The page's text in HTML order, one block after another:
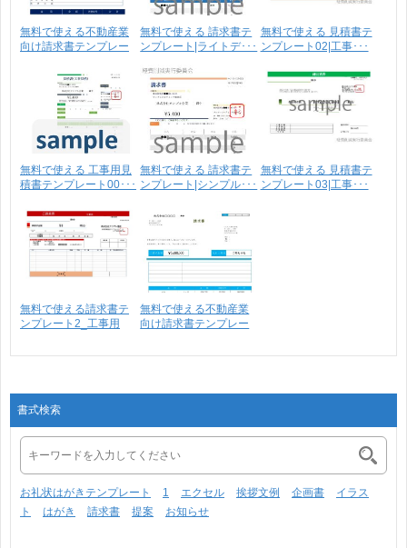
無料で使える不動産業
向け請求書テンプレー
無料で使える 請求書テ
ンプレート|ライトデ･･･
無料で使える 見積書テ
ンプレート02|工事･･･
無料で使える 工事用見
積書テンプレート00･･･
無料で使える 請求書テ
ンプレート|シンプル･･･
無料で使える 見積書テ
ンプレート03|工事･･･
無料で使える請求書テ
ンプレート2_工事用
無料で使える不動産業
向け請求書テンプレー
書式検索
お礼状はがきテンプレート 1 エクセル 挨拶文例 企画書
イラス
ト
はがき 請求書 提案 お知らせ